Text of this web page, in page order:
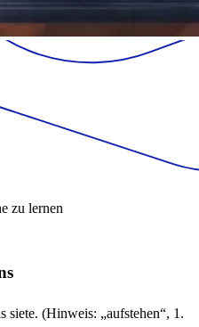
zu lernen
siete. (Hinweis: „aufstehen“, 1.